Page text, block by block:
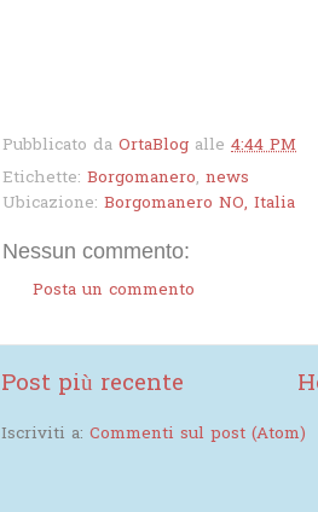
Pubblicato da OrtaBlog alle 4:44 PM
Etichette: Borgomanero, news
Ubicazione: Borgomanero NO, Italia
Nessun commento:
Posta un commento
Post più recente
Iscriviti a: Commenti sul post (Atom)